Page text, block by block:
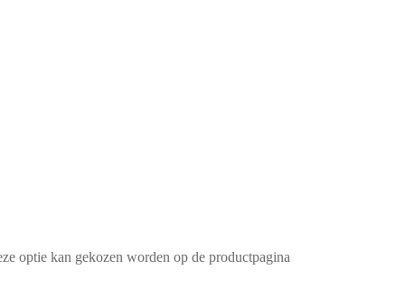
optie kan gekozen worden op de productpagina